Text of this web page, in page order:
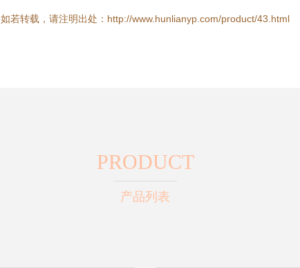
如若转载，请注明出处：http://www.hunlianyp.com/product/43.html
PRODUCT
产品列表